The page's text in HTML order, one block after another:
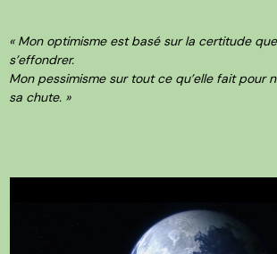
« Mon optimisme est basé sur la certitude
s’effondrer.
Mon pessimisme sur tout ce qu’elle fait pour
sa chute. »